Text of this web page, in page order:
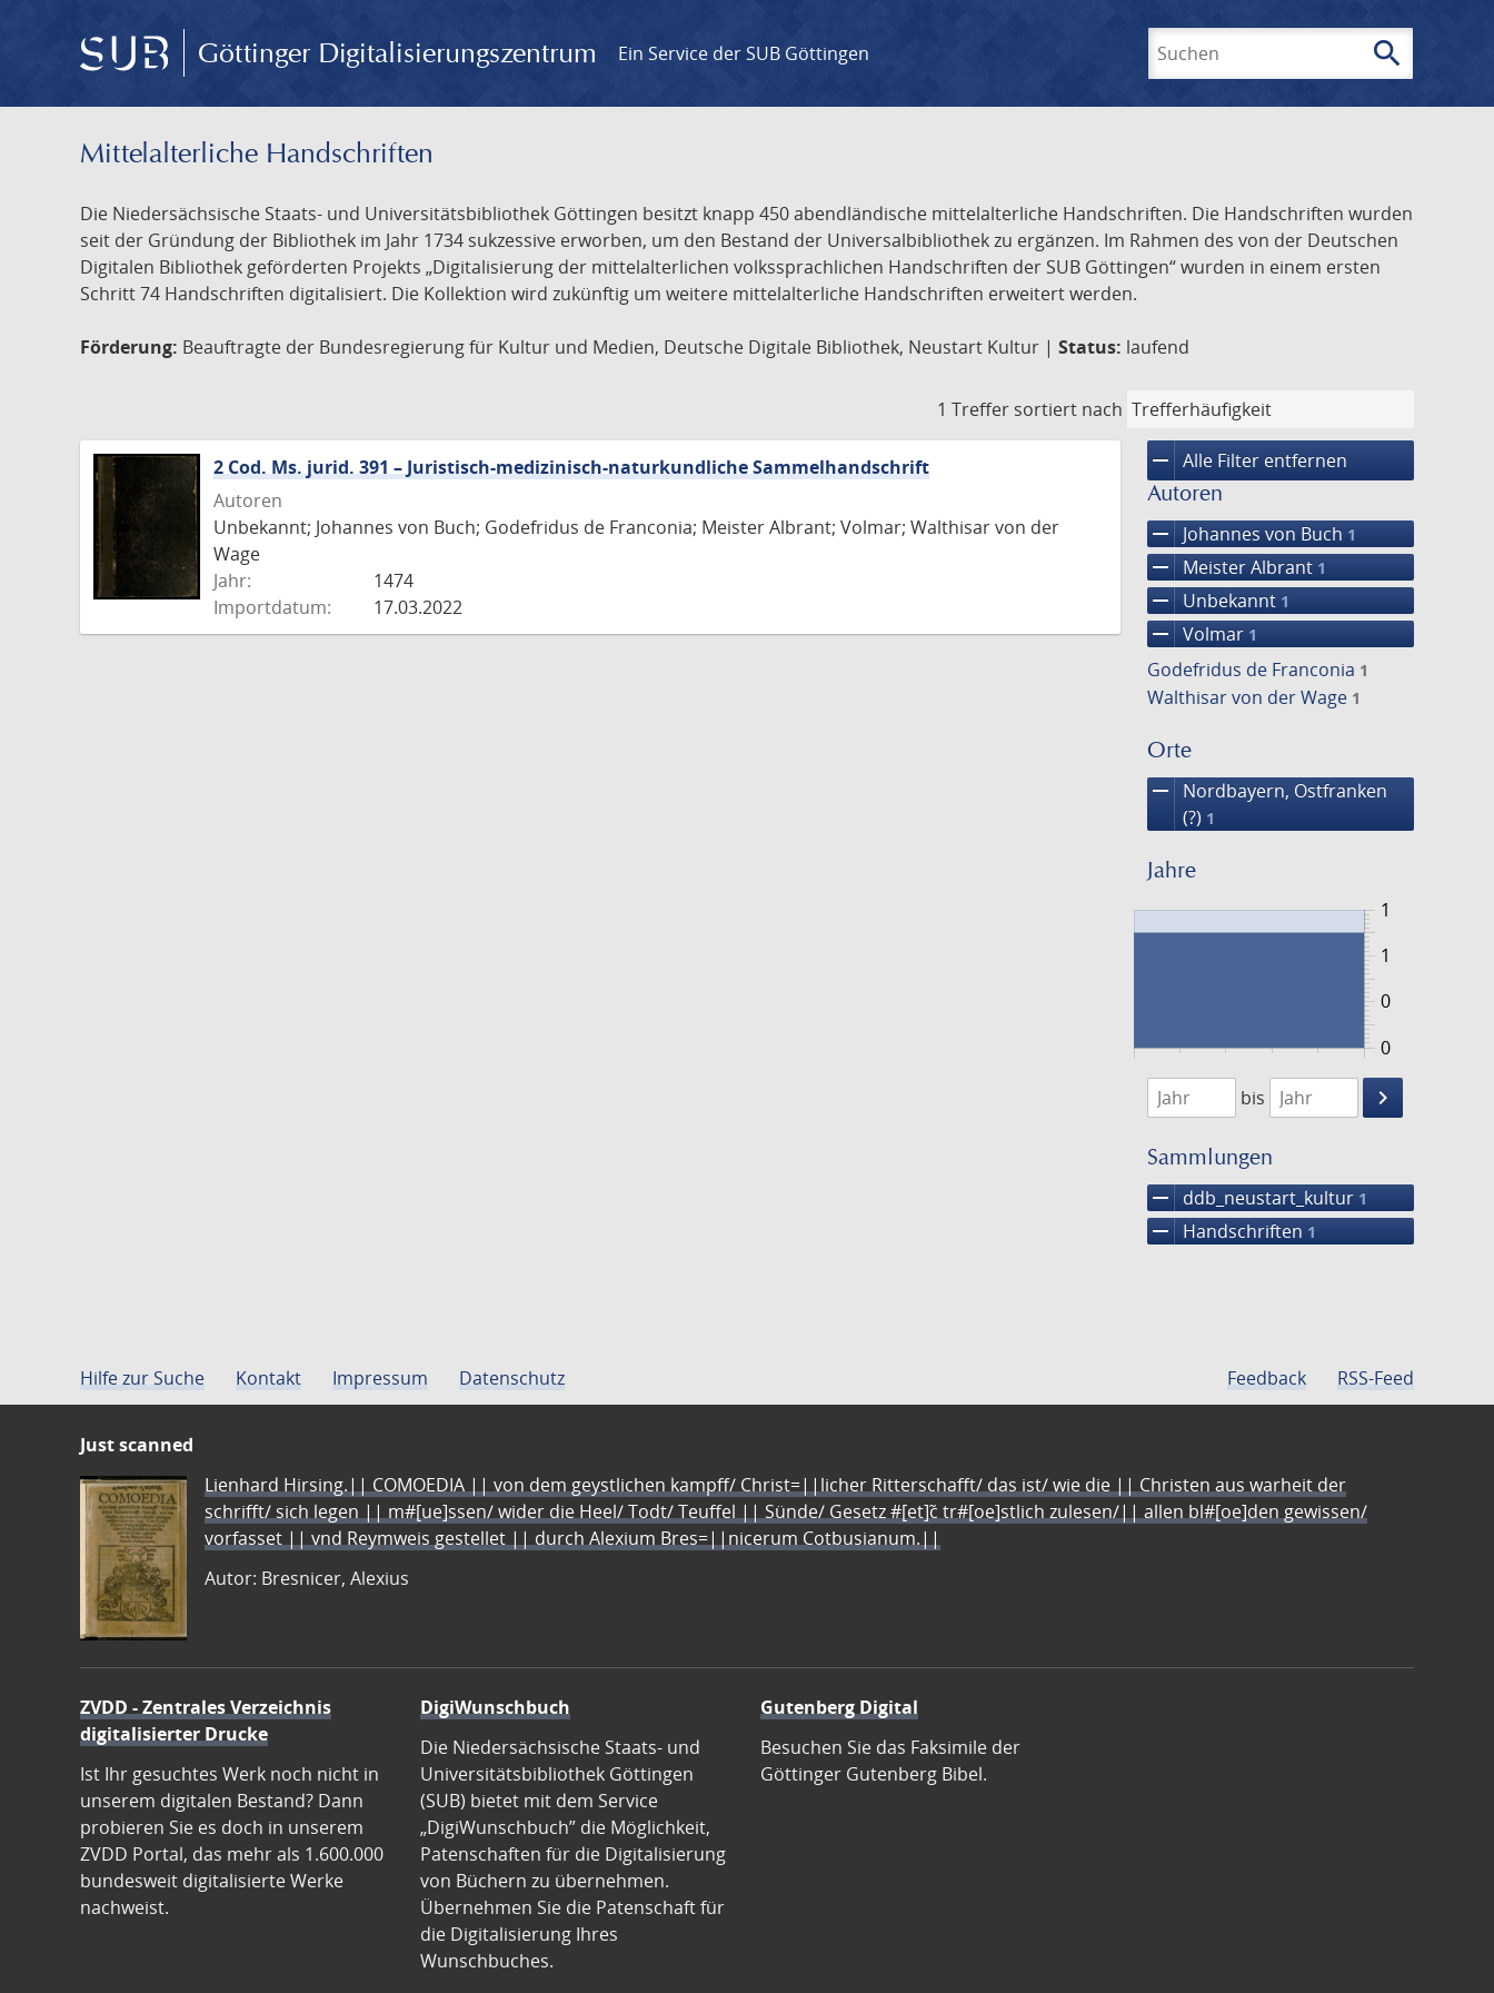
Göttinger Digitalisierungszentrum Ein Service der SUB Göttingen search
Mittelalterliche Handschriften
Die Niedersächsische Staats- und Universitätsbibliothek Göttingen besitzt knapp 450 abendländische mittelalterliche Handschriften. Die Handschriften wurden
seit der Gründung der Bibliothek im Jahr 1734 sukzessive erworben, um den Bestand der Universalbibliothek zu ergänzen. Im Rahmen des von der Deutschen
Digitalen Bibliothek geförderten Projekts „Digitalisierung der mittelalterlichen volkssprachlichen Handschriften der SUB Göttingen“ wurden in einem ersten
Schritt 74 Handschriften digitalisiert. Die Kollektion wird zukünftig um weitere mittelalterliche Handschriften erweitert werden.
Förderung: Beauftragte der Bundesregierung für Kultur und Medien, Deutsche Digitale Bibliothek, Neustart Kultur | Status: laufend
1 Treffer sortiert nach
remove Alle Filter entfernen
Autoren
remove Johannes von Buch 1
remove Meister Albrant 1
remove Unbekannt 1
remove Volmar 1
Godefridus de Franconia 1
Walthisar von der Wage 1
Orte
remove
Nordbayern, Ostfranken
(?) 1
Jahre
0
1
0
1
1474
1475
bis
keyboard_arrow_right
Suche
Sammlungen
remove ddb_neustart_kultur 1
remove Handschriften 1
2 Cod. Ms. jurid. 391 – Juristisch-medizinisch-naturkundliche Sammelhandschrift
Autoren
Unbekannt; Johannes von Buch; Godefridus de Franconia; Meister Albrant; Volmar; Walthisar von der
Wage
Jahr:
1474
Importdatum:
17.03.2022
Hilfe zur Suche Kontakt Impressum Datenschutz Feedback RSS-Feed
Just scanned
Lienhard Hirsing.|| COMOEDIA || von dem geystlichen kampff/ Christ=||licher Ritterschafft/ das ist/ wie die || Christen aus warheit der
schrifft/ sich legen || m#[ue]ssen/ wider die Heel/ Todt/ Teuffel || Sünde/ Gesetz #[et]c̃ tr#[oe]stlich zulesen/|| allen bl#[oe]den gewissen/
vorfasset || vnd Reymweis gestellet || durch Alexium Bres=||nicerum Cotbusianum.||
Autor: Bresnicer, Alexius
ZVDD - Zentrales Verzeichnis
digitalisierter Drucke
Ist Ihr gesuchtes Werk noch nicht in
unserem digitalen Bestand? Dann
probieren Sie es doch in unserem
ZVDD Portal, das mehr als 1.600.000
bundesweit digitalisierte Werke
nachweist.
DigiWunschbuch
Die Niedersächsische Staats- und
Universitätsbibliothek Göttingen
(SUB) bietet mit dem Service
„DigiWunschbuch” die Möglichkeit,
Patenschaften für die Digitalisierung
von Büchern zu übernehmen.
Übernehmen Sie die Patenschaft für
die Digitalisierung Ihres
Wunschbuches.
Gutenberg Digital
Besuchen Sie das Faksimile der
Göttinger Gutenberg Bibel.